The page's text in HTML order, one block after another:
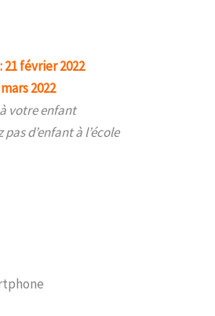
21 février 2022
2022
votre enfant
d’enfant à l’école